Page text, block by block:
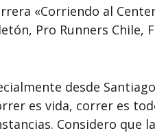
«Corriendo al
Pro Runners Chile,
desde
es vida, correr es
Considero que